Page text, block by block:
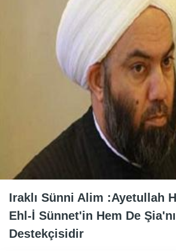
Iraklı Sünni Alim :Ayetullah
Ehl-İ Sünnet'in Hem De
Destekçisidir